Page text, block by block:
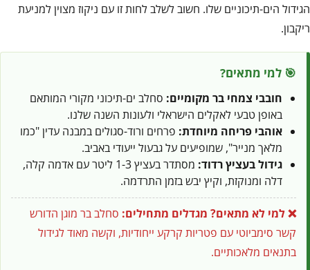
הגידול הים-תיכוניים שלו. חשוב לשלב לחות זו עם ניקוז מצוין למניעת
ריקבון.
🎯 למי מתאים?
חובבי צמחי בר מקומיים: סחלב ים-תיכוני מקורי המותאם
באופן טבעי לאקלים הישראלי ולעונות השנה שלנו.
אוהבי פריחה מיוחדת: פרחים ורוד-סגולים במבנה עדין "כמו
מלאך מנייר", שמופיעים על גבעול ייעודי באביב.
גידול בעציץ רדוד:
מסתדר בעציץ 1-3 ליטר עם אדמה קלה,
דלה ומנוקזת, וקיץ יבש בזמן התרדמה.
❌ למי לא מתאים? מגדלים מתחילים: סחלב בר מוגן הדורש
קשר סימביוטי עם פטריות קרקע ייחודיות, וקשה מאוד לגידול
בתנאים מלאכותיים.